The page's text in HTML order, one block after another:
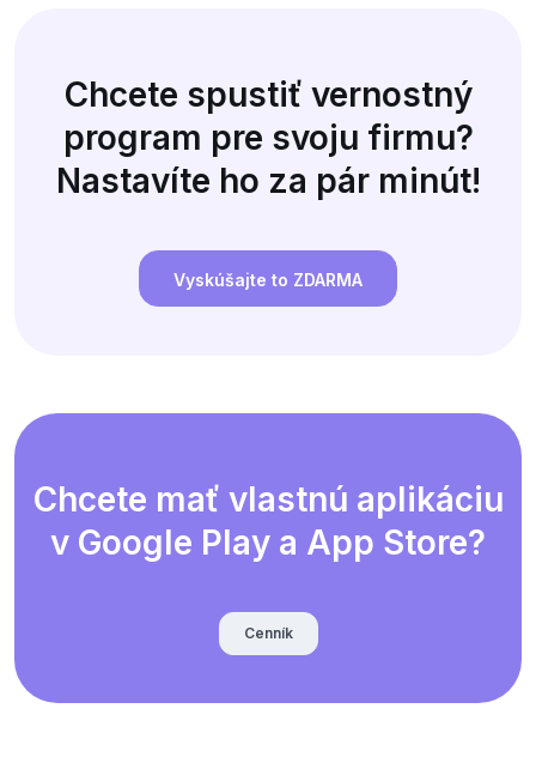
Chcete spustiť vernostný
program pre svoju firmu?
Nastavíte ho za pár minút!
Vyskúšajte to ZDARMA
Chcete mať vlastnú aplikáciu
v Google Play a App Store?
Cenník